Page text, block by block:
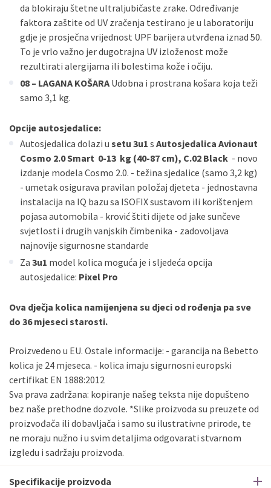
da blokiraju štetne ultraljubičaste zrake. Određivanje
faktora zaštite od UV zračenja testirano je u laboratoriju
gdje je prosječna vrijednost UPF barijera utvrđena iznad 50.
To je vrlo važno jer dugotrajna UV izloženost može
rezultirati alergijama ili bolestima kože i očiju.
08 – LAGANA KOŠARA Udobna i prostrana košara koja teži
samo 3,1 kg.
Opcije autosjedalice:
Autosjedalica dolazi u setu 3u1 s Autosjedalica Avionaut
Cosmo 2.0 Smart 0-13 kg (40-87 cm), C.02 Black - novo
izdanje modela Cosmo 2.0. - težina sjedalice (samo 3,2 kg)
- umetak osigurava pravilan položaj djeteta - jednostavna
instalacija na IQ bazu sa ISOFIX sustavom ili korištenjem
pojasa automobila - krović štiti dijete od jake sunčeve
svjetlosti i drugih vanjskih čimbenika - zadovoljava
najnovije sigurnosne standarde
Za 3u1 model kolica moguća je i sljedeća opcija
autosjedalice: Pixel Pro
Ova dječja kolica namijenjena su djeci od rođenja pa sve
do 36 mjeseci starosti.
Proizvedeno u EU. Ostale informacije: - garancija na Bebetto
kolica je 24 mjeseca. - kolica imaju sigurnosni europski
certifikat EN 1888:2012
Sva prava zadržana: kopiranje našeg teksta nije dopušteno
bez naše prethodne dozvole. *Slike proizvoda su preuzete od
proizvođača ili dobavljača i samo su ilustrativne prirode, te
ne moraju nužno i u svim detaljima odgovarati stvarnom
izgledu i sadržaju proizvoda.
Specifikacije proizvoda